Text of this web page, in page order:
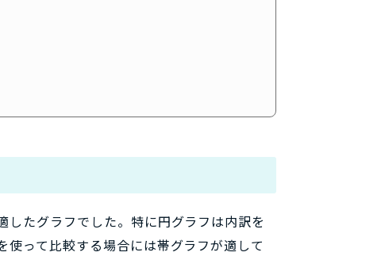
したグラフでした。特に円グラフは内訳を
って比較する場合には帯グラフが適して